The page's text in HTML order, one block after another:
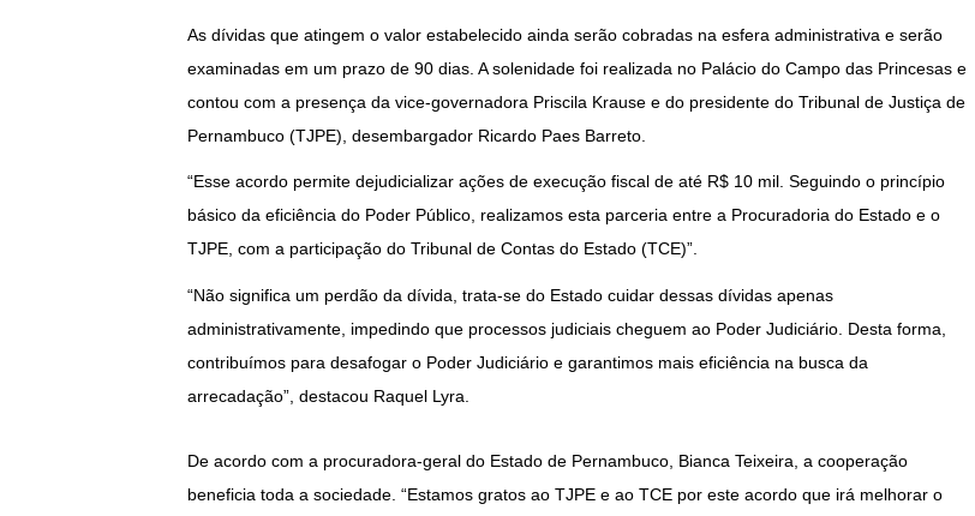
As dívidas que atingem o valor estabelecido ainda serão cobradas na esfera administrativa e serão
examinadas em um prazo de 90 dias. A solenidade foi realizada no Palácio do Campo das Princesas e
contou com a presença da vice-governadora Priscila Krause e do presidente do Tribunal de Justiça de
Pernambuco (TJPE), desembargador Ricardo Paes Barreto.
“Esse acordo permite dejudicializar ações de execução fiscal de até R$ 10 mil. Seguindo o princípio
básico da eficiência do Poder Público, realizamos esta parceria entre a Procuradoria do Estado e o
TJPE, com a participação do Tribunal de Contas do Estado (TCE)”.
“Não significa um perdão da dívida, trata-se do Estado cuidar dessas dívidas apenas
administrativamente, impedindo que processos judiciais cheguem ao Poder Judiciário. Desta forma,
contribuímos para desafogar o Poder Judiciário e garantimos mais eficiência na busca da
arrecadação”, destacou Raquel Lyra.
De acordo com a procuradora-geral do Estado de Pernambuco, Bianca Teixeira, a cooperação
beneficia toda a sociedade. “Estamos gratos ao TJPE e ao TCE por este acordo que irá melhorar o